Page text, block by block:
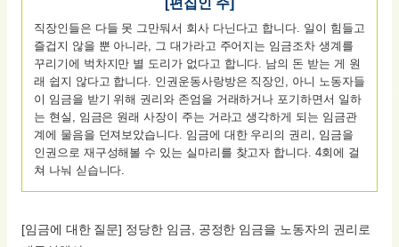
직장인들은 다들 못 그만둬서 회사 다닌다고 합니다. 일이 힘들고
즐겁지 않을 뿐 아니라, 그 대가라고 주어지는 임금조차 생계를
꾸리기에 벅차지만 별 도리가 없다고 합니다. 남의 돈 받는 게 원
래 쉽지 않다고 합니다. 인권운동사랑방은 직장인, 아니 노동자들
이 임금을 받기 위해 권리와 존엄을 거래하거나 포기하면서 일하
는 현실, 임금은 원래 사장이 주는 거라고 생각하게 되는 임금관
계에 물음을 던져보았습니다. 임금에 대한 우리의 권리, 임금을
인권으로 재구성해볼 수 있는 실마리를 찾고자 합니다. 4회에 걸
쳐 나눠 싣습니다.
[임금에 대한 질문] 정당한 임금, 공정한 임금을 노동자의 권리로